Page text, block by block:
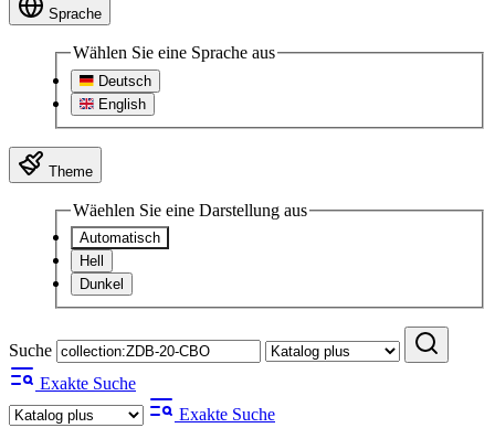
Sprache
Wählen Sie eine Sprache aus
Deutsch
English
Theme
Wäehlen Sie eine Darstellung aus
Automatisch
Hell
Dunkel
Suche
Exakte Suche
Exakte Suche